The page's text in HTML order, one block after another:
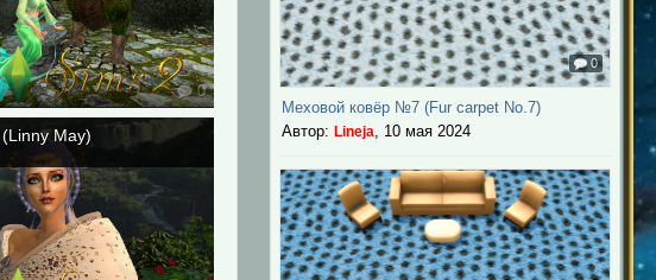
0
May)
0
Меховой ковёр №7 (Fur carpet No.7)
Автор: Lineja 10 мая 2024